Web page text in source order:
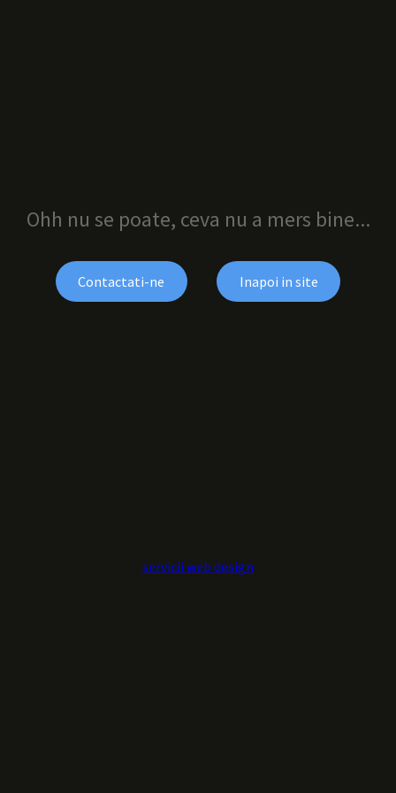
Ohh nu se poate, ceva nu a mers bine...
Contactati-ne Inapoi in site
servicii web design